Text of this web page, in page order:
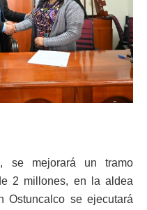
se mejorará un tramo
2 millones, en la aldea
Ostuncalco se ejecutará